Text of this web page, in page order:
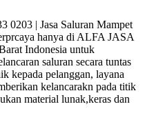
0203 | Jasa Saluran Mampet
hanya di ALFA JASA
Indonesia untuk
saluran secara tuntas
kepada pelanggan, layana
kelancarakn pada titik
material lunak,keras dan